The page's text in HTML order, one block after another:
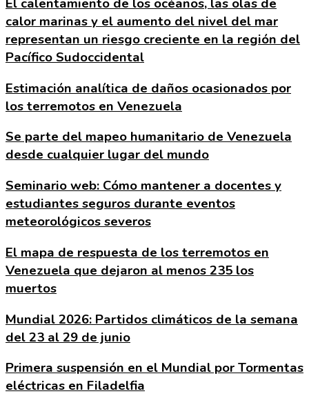
calor marinas y el aumento del nivel del mar
representan un riesgo creciente en la región del
Pacífico Sudoccidental
Estimación analítica de daños ocasionados por
los terremotos en Venezuela
Se parte del mapeo humanitario de Venezuela
desde cualquier lugar del mundo
Seminario web: Cómo mantener a docentes y
estudiantes seguros durante eventos
meteorológicos severos
El mapa de respuesta de los terremotos en
Venezuela que dejaron al menos 235 los
muertos
Mundial 2026: Partidos climáticos de la semana
del 23 al 29 de junio
Primera suspensión en el Mundial por Tormentas
eléctricas en Filadelfia